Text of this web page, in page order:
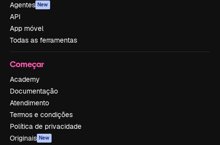
Agentes New
API
App móvel
Todas as ferramentas
Começar
Academy
Documentação
Atendimento
Termos e condições
Política de privacidade
Originais New